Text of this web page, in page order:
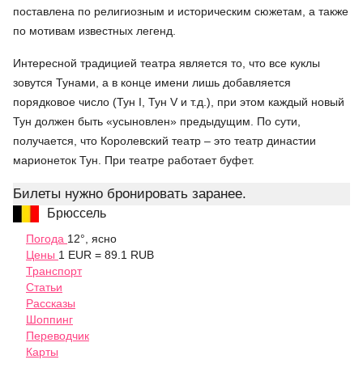
поставлена по религиозным и историческим сюжетам, а также
по мотивам известных легенд.
Интересной традицией театра является то, что все куклы
зовутся Тунами, а в конце имени лишь добавляется
порядковое число (Тун I, Тун V и т.д.), при этом каждый новый
Тун должен быть «усыновлен» предыдущим. По сути,
получается, что Королевский театр – это театр династии
марионеток Тун. При театре работает буфет.
Билеты нужно бронировать заранее.
Брюссель
Погода 12°, ясно
Цены 1 EUR = 89.1 RUB
Транспорт
Статьи
Рассказы
Шоппинг
Переводчик
Карты